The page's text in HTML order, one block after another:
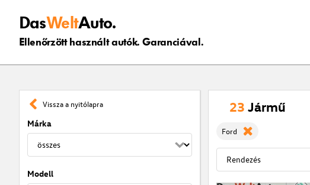
DasWeltAuto.
Ellenőrzött használt autók. Garanciával.
Vissza a nyitólapra
Márka
Modell
23 Jármű
Ford